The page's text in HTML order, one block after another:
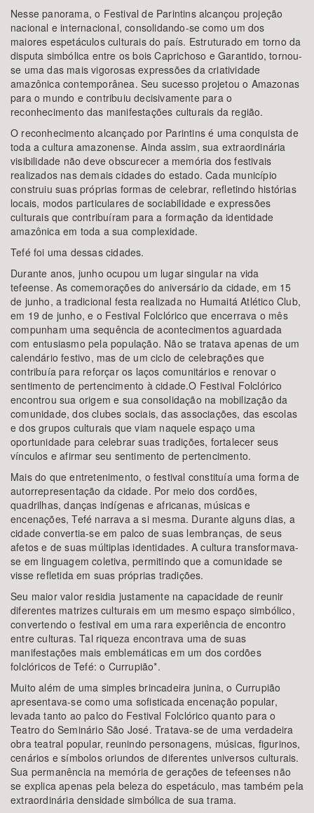
Nesse panorama, o Festival de Parintins alcançou projeção
nacional e internacional, consolidando-se como um dos
maiores espetáculos culturais do país. Estruturado em torno da
disputa simbólica entre os bois Caprichoso e Garantido, tornou-
se uma das mais vigorosas expressões da criatividade
amazônica contemporânea. Seu sucesso projetou o Amazonas
para o mundo e contribuiu decisivamente para o
reconhecimento das manifestações culturais da região.
O reconhecimento alcançado por Parintins é uma conquista de
toda a cultura amazonense. Ainda assim, sua extraordinária
visibilidade não deve obscurecer a memória dos festivais
realizados nas demais cidades do estado. Cada município
construiu suas próprias formas de celebrar, refletindo histórias
locais, modos particulares de sociabilidade e expressões
culturais que contribuíram para a formação da identidade
amazônica em toda a sua complexidade.
Tefé foi uma dessas cidades.
Durante anos, junho ocupou um lugar singular na vida
tefeense. As comemorações do aniversário da cidade, em 15
de junho, a tradicional festa realizada no Humaitá Atlético Club,
em 19 de junho, e o Festival Folclórico que encerrava o mês
compunham uma sequência de acontecimentos aguardada
com entusiasmo pela população. Não se tratava apenas de um
calendário festivo, mas de um ciclo de celebrações que
contribuía para reforçar os laços comunitários e renovar o
sentimento de pertencimento à cidade.O Festival Folclórico
encontrou sua origem e sua consolidação na mobilização da
comunidade, dos clubes sociais, das associações, das escolas
e dos grupos culturais que viam naquele espaço uma
oportunidade para celebrar suas tradições, fortalecer seus
vínculos e afirmar seu sentimento de pertencimento.
Mais do que entretenimento, o festival constituía uma forma de
autorrepresentação da cidade. Por meio dos cordões,
quadrilhas, danças indígenas e africanas, músicas e
encenações, Tefé narrava a si mesma. Durante alguns dias, a
cidade convertia-se em palco de suas lembranças, de seus
afetos e de suas múltiplas identidades. A cultura transformava-
se em linguagem coletiva, permitindo que a comunidade se
visse refletida em suas próprias tradições.
Seu maior valor residia justamente na capacidade de reunir
diferentes matrizes culturais em um mesmo espaço simbólico,
convertendo o festival em uma rara experiência de encontro
entre culturas. Tal riqueza encontrava uma de suas
manifestações mais emblemáticas em um dos cordões
folclóricos de Tefé: o Currupião*.
Muito além de uma simples brincadeira junina, o Currupião
apresentava-se como uma sofisticada encenação popular,
levada tanto ao palco do Festival Folclórico quanto para o
Teatro do Seminário São José. Tratava-se de uma verdadeira
obra teatral popular, reunindo personagens, músicas, figurinos,
cenários e símbolos oriundos de diferentes universos culturais.
Sua permanência na memória de gerações de tefeenses não
se explica apenas pela beleza do espetáculo, mas também pela
extraordinária densidade simbólica de sua trama.